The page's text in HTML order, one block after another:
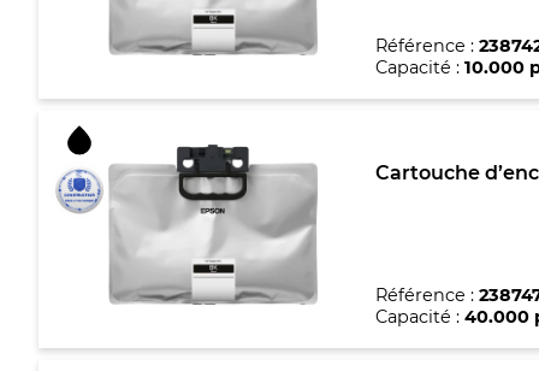
Référence :
Capacité : 10.000
Cartouche
Référence :
Capacité : 40.000